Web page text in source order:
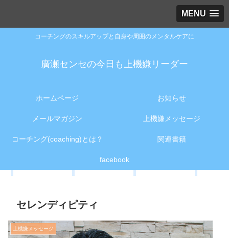
MENU
コーチングのスキルアップと自身や周囲のメンタルケアに
廣瀬センセの今日も上機嫌リーダー
ホームページ お知らせ
メールマガジン 上機嫌メッセージ
コーチング(coaching)とは？ 関連書籍
facebook
セレンディピティ
上機嫌メッセージ